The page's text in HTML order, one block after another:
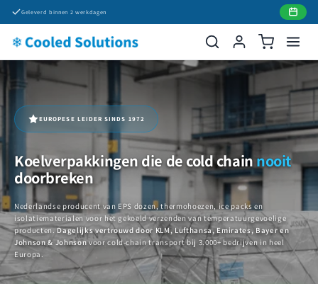
naar de
Geleverd binnen 2 werkdagen
EUROPESE LEIDER SINDS 1972
Koelverpakkingen die de cold chain nooit
doorbreken
Nederlandse producent van EPS dozen, thermohoezen, ice packs en
isolatiematerialen voor het gekoeld verzenden van temperatuurgevoelige
producten.Dagelijks vertrouwd door KLM, Lufthansa, Emirates, Bayer en
Johnson & Johnsonvoor cold-chain transport bij 3.000+ bedrijven in heel
Europa.